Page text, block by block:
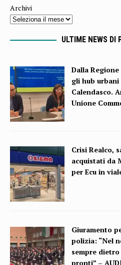
Archivi
ULTIME NEWS DI
Dalla
gli hub urbani
Calendasco.
Unione
Crisi Realco,
acquistati da
per Ecu in
Giuramento
polizia: “Nel
sempre
pronti” –